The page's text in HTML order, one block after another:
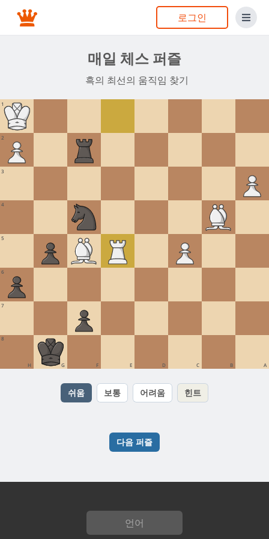
로그인
매일 체스 퍼즐
흑의 최선의 움직임 찾기
1
2
3
4
5
6
7
8
H G F E D C B A
쉬움 보통 어려움 힌트
다음 퍼즐
언어